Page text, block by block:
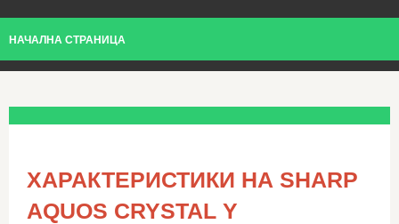
НАЧАЛНА СТРАНИЦА
ХАРАКТЕРИСТИКИ НА SHARP
AQUOS CRYSTAL Y